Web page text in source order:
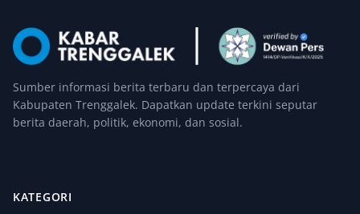
Sumber informasi berita terbaru dan terpercaya dari
Kabupaten Trenggalek. Dapatkan update terkini seputar
berita daerah, politik, ekonomi, dan sosial.
KATEGORI